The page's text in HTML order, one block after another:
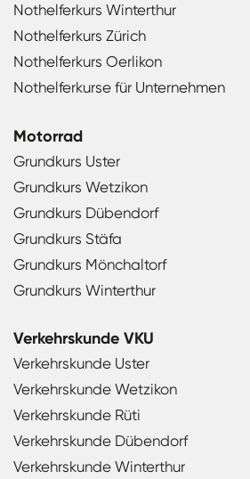
Nothelferkurs Winterthur
Nothelferkurs Zürich
Nothelferkurs Oerlikon
Nothelferkurse für Unternehmen
Motorrad
Grundkurs Uster
Grundkurs Wetzikon
Grundkurs Dübendorf
Grundkurs Stäfa
Grundkurs Mönchaltorf
Grundkurs Winterthur
Verkehrskunde VKU
Verkehrskunde Uster
Verkehrskunde Wetzikon
Verkehrskunde Rüti
Verkehrskunde Dübendorf
Verkehrskunde Winterthur